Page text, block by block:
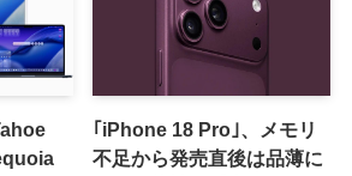
｢iPhone 18 Pro｣、メモリ
不足から発売直後は品薄に